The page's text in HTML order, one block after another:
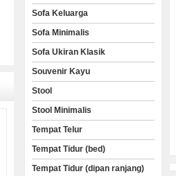
Sofa Keluarga
Sofa Minimalis
Sofa Ukiran Klasik
Souvenir Kayu
Stool
Stool Minimalis
Tempat Telur
Tempat Tidur (bed)
Tempat Tidur (dipan ranjang)